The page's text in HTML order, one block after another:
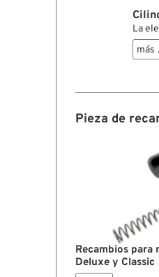
La
más
Pieza de
Recambios para
Deluxe y Classic